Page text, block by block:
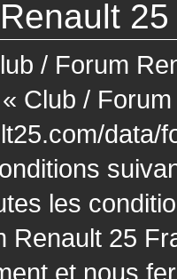
/ Forum
Club /
data/
les
Renault 25
et nous